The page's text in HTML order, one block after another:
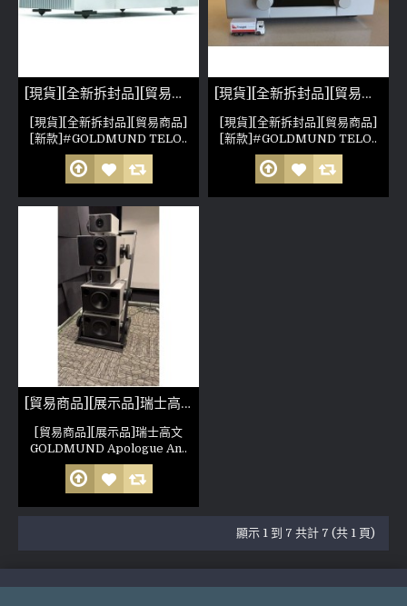
[現貨][全新拆封品][貿易商品]GOLDMUND TELOS 590 NEXTGENII(參考照片)
[現貨][全新拆封品][貿易商品]
[新款]#GOLDMUND TELO..
[現貨][全新拆封品][貿易商品][新款]GOLDMUND TELOS 590 NEXTGEN(參考照片)
[現貨][全新拆封品][貿易商品]
[新款]#GOLDMUND TELO..
[貿易商品][展示品]瑞士高文GOLDMUND Apologue Anniversary 40周年版旗舰音箱
[貿易商品][展示品]瑞士高文
GOLDMUND Apologue An..
顯示 1 到 7 共計 7 (共 1 頁)